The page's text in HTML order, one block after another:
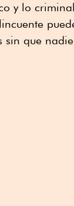
y lo
sin que